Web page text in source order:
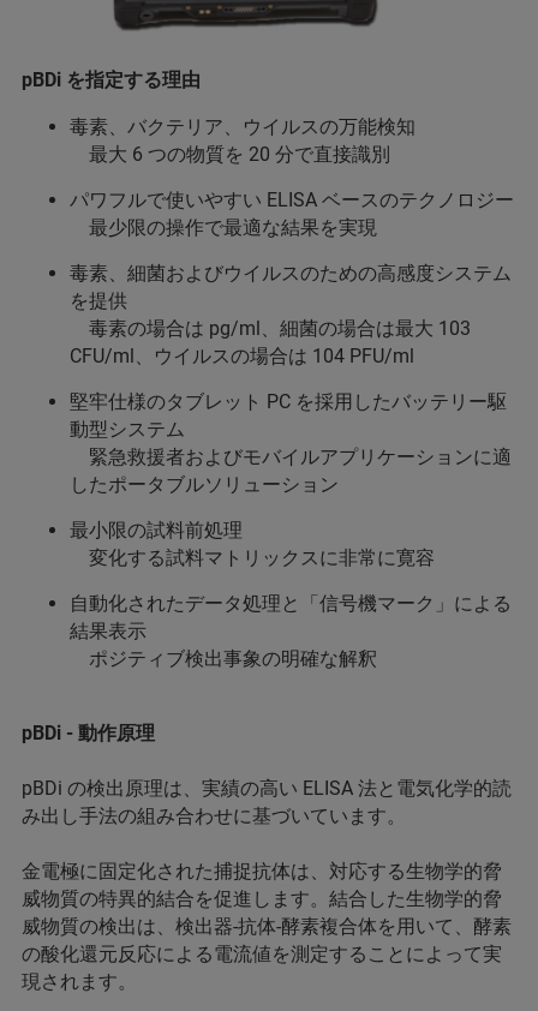
pBDi を指定する理由
毒素、バクテリア、ウイルスの万能検知
最大 6 つの物質を 20 分で直接識別
パワフルで使いやすい ELISA ベースのテクノロジー
最少限の操作で最適な結果を実現
毒素、細菌およびウイルスのための高感度システム
を提供
毒素の場合は pg/ml、細菌の場合は最大 103
CFU/ml、ウイルスの場合は 104 PFU/ml
堅牢仕様のタブレット PC を採用したバッテリー駆
動型システム
緊急救援者およびモバイルアプリケーションに適
したポータブルソリューション
最小限の試料前処理
変化する試料マトリックスに非常に寛容
自動化されたデータ処理と「信号機マーク」による
結果表示
ポジティブ検出事象の明確な解釈
pBDi - 動作原理
pBDi の検出原理は、実績の高い ELISA 法と電気化学的読
み出し手法の組み合わせに基づいています。
金電極に固定化された捕捉抗体は、対応する生物学的脅
威物質の特異的結合を促進します。結合した生物学的脅
威物質の検出は、検出器-抗体-酵素複合体を用いて、酵素
の酸化還元反応による電流値を測定することによって実
現されます。